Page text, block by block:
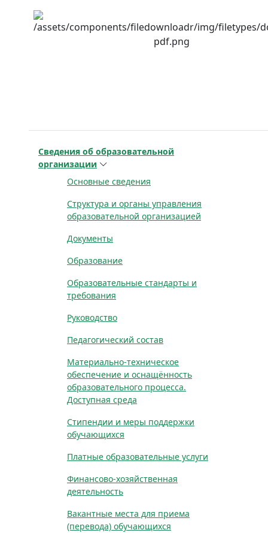
Сведения об образовательной
организации
Основные сведения
Структура и органы управления
образовательной организацией
Документы
Образование
Образовательные стандарты и
требования
Руководство
Педагогический состав
Материально-техническое
обеспечение и оснащённость
образовательного процесса.
Доступная среда
Стипендии и меры поддержки
обучающихся
Платные образовательные услуги
Финансово-хозяйственная
деятельность
Вакантные места для приема
(перевода) обучающихся